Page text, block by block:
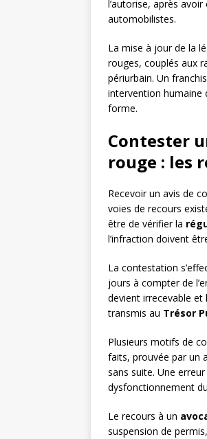
l’autorise, après
automobilistes.
La mise à jour de la
rouges, couplés aux
périurbain. Un
intervention humaine
forme.
Contester
rouge : les
Recevoir un avis de
voies de recours
être de vérifier la
l’infraction doivent
La contestation
jours à compter de
devient irrecevable et
transmis au Trésor
Plusieurs motifs de
faits, prouvée par un
sans suite. Une
dysfonctionnement
Le recours à un
suspension de